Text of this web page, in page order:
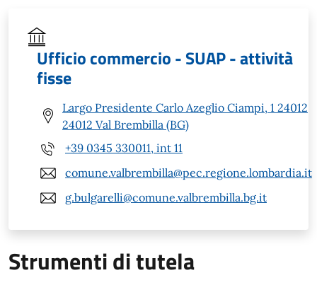
Ufficio commercio - SUAP - attività
fisse
Largo Presidente Carlo Azeglio Ciampi, 1 24012
24012 Val Brembilla (BG)
+39 0345 330011, int 11
comune.valbrembilla@pec.regione.lombardia.it
g.bulgarelli@comune.valbrembilla.bg.it
Strumenti di tutela